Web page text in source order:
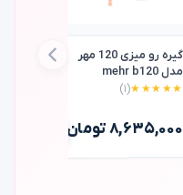
گیره رو میزی 120 مهر
مدل mehr b120
★★★★★(۱)
۸,۶۳۵,۰۰۰ تومان